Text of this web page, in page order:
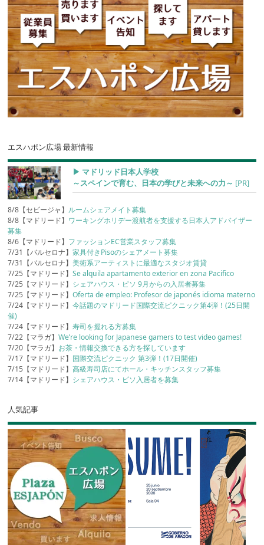
エスハポン広場 最新情報
▶︎ マドリッド日本人学校
～スペインで育む、日本の学びと未来への力～ [PR]
8/8【セビージャ】 ルームシェアメイト募集
8/8【マドリード】 ワーキングホリデー渡航者を支援する日本人アドバイザー
募集
8/6【マドリード】 ファッションEC営業スタッフ募集
7/31【バルセロナ】家具付きPisoのシェアメート募集
7/31【バルセロナ】美術系アーティストに最適なスタジオ賃貸
7/25【マドリード】Se alquila apartamento exterior en zona Pacifico
7/25【マドリード】 シェアハウス・ピソ 9月からの入居者募集
7/25【マドリード】Oferta de empleo: Profesor de japonés idioma materno
7/24【マドリード】今話題のマドリード国際交流ピクニック第4弾！(25日開
催)
7/24【マドリード】寿司を握れる方募集
7/22【マラガ】We’re looking for Japanese gamers to test video games!
7/20【マラガ】 お茶・情報交換できる方を探しています
7/17【マドリード】 国際交流ピクニック 第3弾！(17日開催)
7/15【マドリード】高級寿司店にてホール・キッチンスタッフ募集
7/14【マドリード】 シェアハウス・ピソ入居者を募集
人気記事